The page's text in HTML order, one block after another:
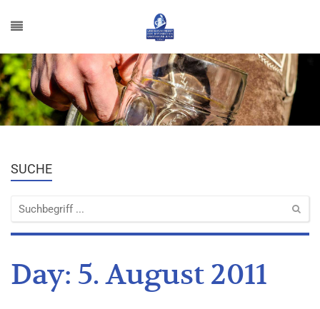
SUCHE
Day: 5. August 2011